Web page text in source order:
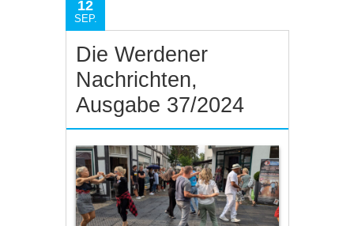
12
SEP.
Die Werdener
Nachrichten,
Ausgabe 37/2024